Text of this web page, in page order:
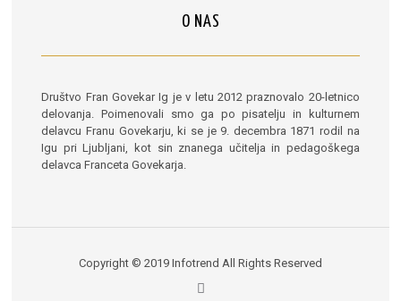
O NAS
Društvo Fran Govekar Ig je v letu 2012 praznovalo 20-letnico
delovanja. Poimenovali smo ga po pisatelju in kulturnem
delavcu Franu Govekarju, ki se je 9. decembra 1871 rodil na
Igu pri Ljubljani, kot sin znanega učitelja in pedagoškega
delavca Franceta Govekarja.
Copyright © 2019 Infotrend All Rights Reserved